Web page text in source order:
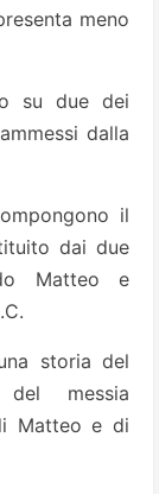
meno
su due dei
dalla
il
dai due
Matteo e
storia del
messia
Matteo e di